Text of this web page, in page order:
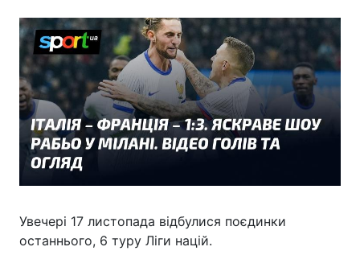
Увечері 17 листопада відбулися поєдинки
останнього, 6 туру Ліги націй.